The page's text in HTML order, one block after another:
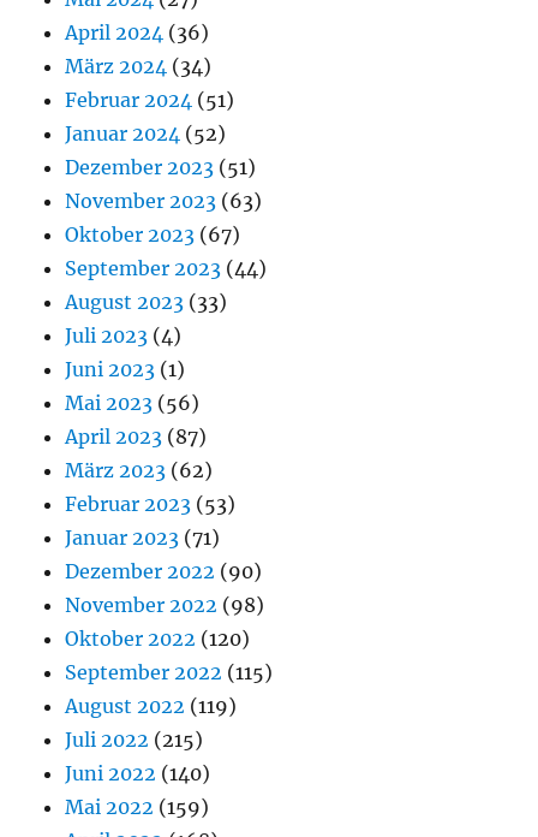
April 2024 (36)
März 2024 (34)
Februar 2024 (51)
Januar 2024 (52)
Dezember 2023 (51)
November 2023 (63)
Oktober 2023 (67)
September 2023 (44)
August 2023 (33)
Juli 2023 (4)
Juni 2023 (1)
Mai 2023 (56)
April 2023 (87)
März 2023 (62)
Februar 2023 (53)
Januar 2023 (71)
Dezember 2022 (90)
November 2022 (98)
Oktober 2022 (120)
September 2022 (115)
August 2022 (119)
Juli 2022 (215)
Juni 2022 (140)
Mai 2022 (159)